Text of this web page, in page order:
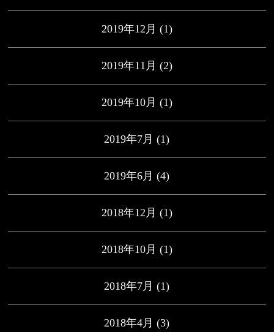
2019年12月 (1)
2019年11月 (2)
2019年10月 (1)
2019年7月 (1)
2019年6月 (4)
2018年12月 (1)
2018年10月 (1)
2018年7月 (1)
2018年4月 (3)